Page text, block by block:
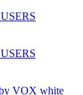
VOX white